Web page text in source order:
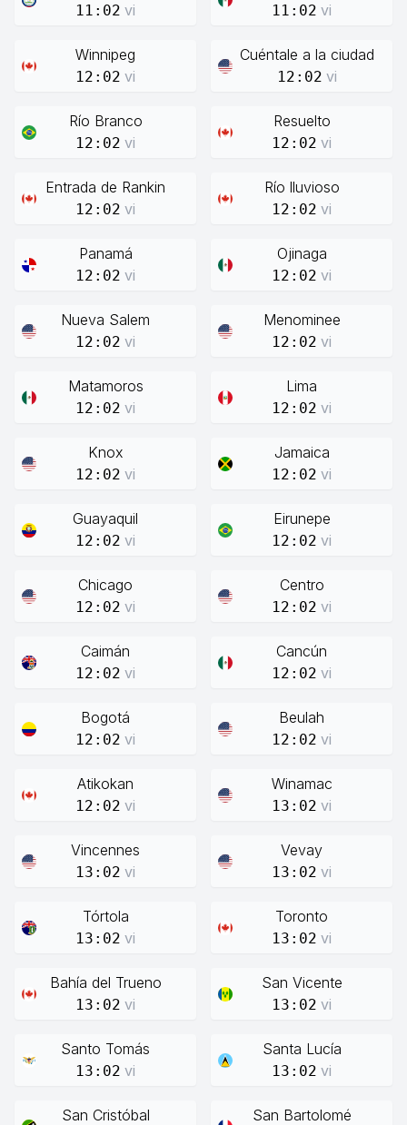
11:02 vi 11:02 vi
Winnipeg
12:02 vi
Cuéntale a la ciudad
12:02 vi
Río Branco
12:02 vi
Resuelto
12:02 vi
Entrada de Rankin
12:02 vi
Río lluvioso
12:02 vi
Panamá
12:02 vi
Ojinaga
12:02 vi
Nueva Salem
12:02 vi
Menominee
12:02 vi
Matamoros
12:02 vi
Lima
12:02 vi
Knox
12:02 vi
Jamaica
12:02 vi
Guayaquil
12:02 vi
Eirunepe
12:02 vi
Chicago
12:02 vi
Centro
12:02 vi
Caimán
12:02 vi
Cancún
12:02 vi
Bogotá
12:02 vi
Beulah
12:02 vi
Atikokan
12:02 vi
Winamac
13:02 vi
Vincennes
13:02 vi
Vevay
13:02 vi
Tórtola
13:02 vi
Toronto
13:02 vi
Bahía del Trueno
13:02 vi
San Vicente
13:02 vi
Santo Tomás
13:02 vi
Santa Lucía
13:02 vi
San Cristóbal San Bartolomé